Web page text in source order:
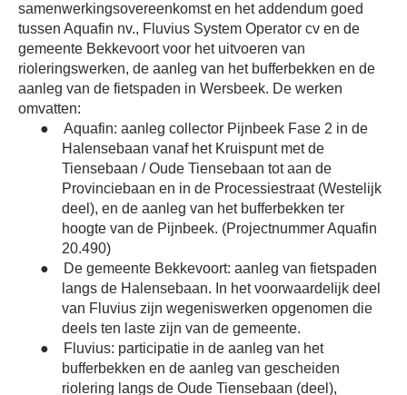
samenwerkingsovereenkomst en het addendum goed
tussen Aquafin nv., Fluvius System Operator cv en de
gemeente Bekkevoort voor het uitvoeren van
rioleringswerken, de aanleg van het bufferbekken en de
aanleg van de fietspaden in Wersbeek. De werken
omvatten:
●
Aquafin: aanleg collector Pijnbeek Fase 2 in de
Halensebaan vanaf het Kruispunt met de
Tiensebaan / Oude Tiensebaan tot aan de
Provinciebaan en in de Processiestraat (Westelijk
deel), en de aanleg van het bufferbekken ter
hoogte van de Pijnbeek. (Projectnummer Aquafin
20.490)
●
De gemeente Bekkevoort: aanleg van fietspaden
langs de Halensebaan. In het voorwaardelijk deel
van Fluvius zijn wegeniswerken opgenomen die
deels ten laste zijn van de gemeente.
●
Fluvius: participatie in de aanleg van het
bufferbekken en de aanleg van gescheiden
riolering langs de Oude Tiensebaan (deel),